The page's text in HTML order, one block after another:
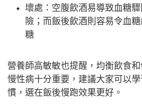
壞處：空腹飲酒易導致血糖
險；而飯後飲酒則容易令血
糖
營養師高敏敏也提醒，均衡飲食
慢性病十分重要，建議大家可以
慣，選在飯後慢跑效果更好。